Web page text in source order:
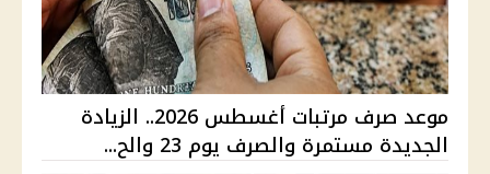
موعد صرف مرتبات أغسطس 2026.. الزيادة
الجديدة مستمرة والصرف يوم 23 والح...